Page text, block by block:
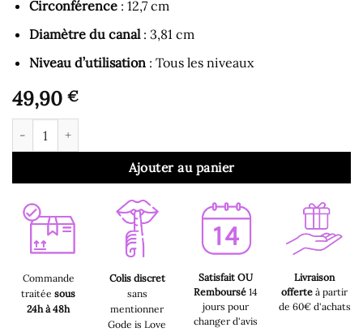
Circonférence: 12,7 cm
Diamètre du canal: 3,81 cm
Niveau d’utilisation: Tous les niveaux
49,90 €
Ajouter au panier
Commande
traitée sous
24h à 48h
Colis discret
sans
mentionner
Gode is Love
Satisfait OU
Remboursé14
jours pour
changer d'avis
Livraison
offerte à partir
de 60€ d'achats